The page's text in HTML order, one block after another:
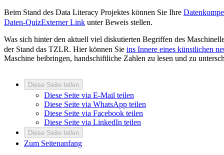
Beim Stand des Data Literacy Projektes können Sie Ihre
Daten-QuizExterner Link unter Beweis stellen.
Was sich hinter den aktuell viel diskutierten Begriffen des
der Stand das TZLR. Hier können Sie ins Innere eines künstlichen
Maschine beibringen, handschiftliche Zahlen zu lesen und zu
Diese Seite teilen
Diese Seite via E-Mail teilen
Diese Seite via WhatsApp teilen
Diese Seite via Facebook teilen
Diese Seite via LinkedIn teilen
Diese Seite teilen
Zum Seitenanfang